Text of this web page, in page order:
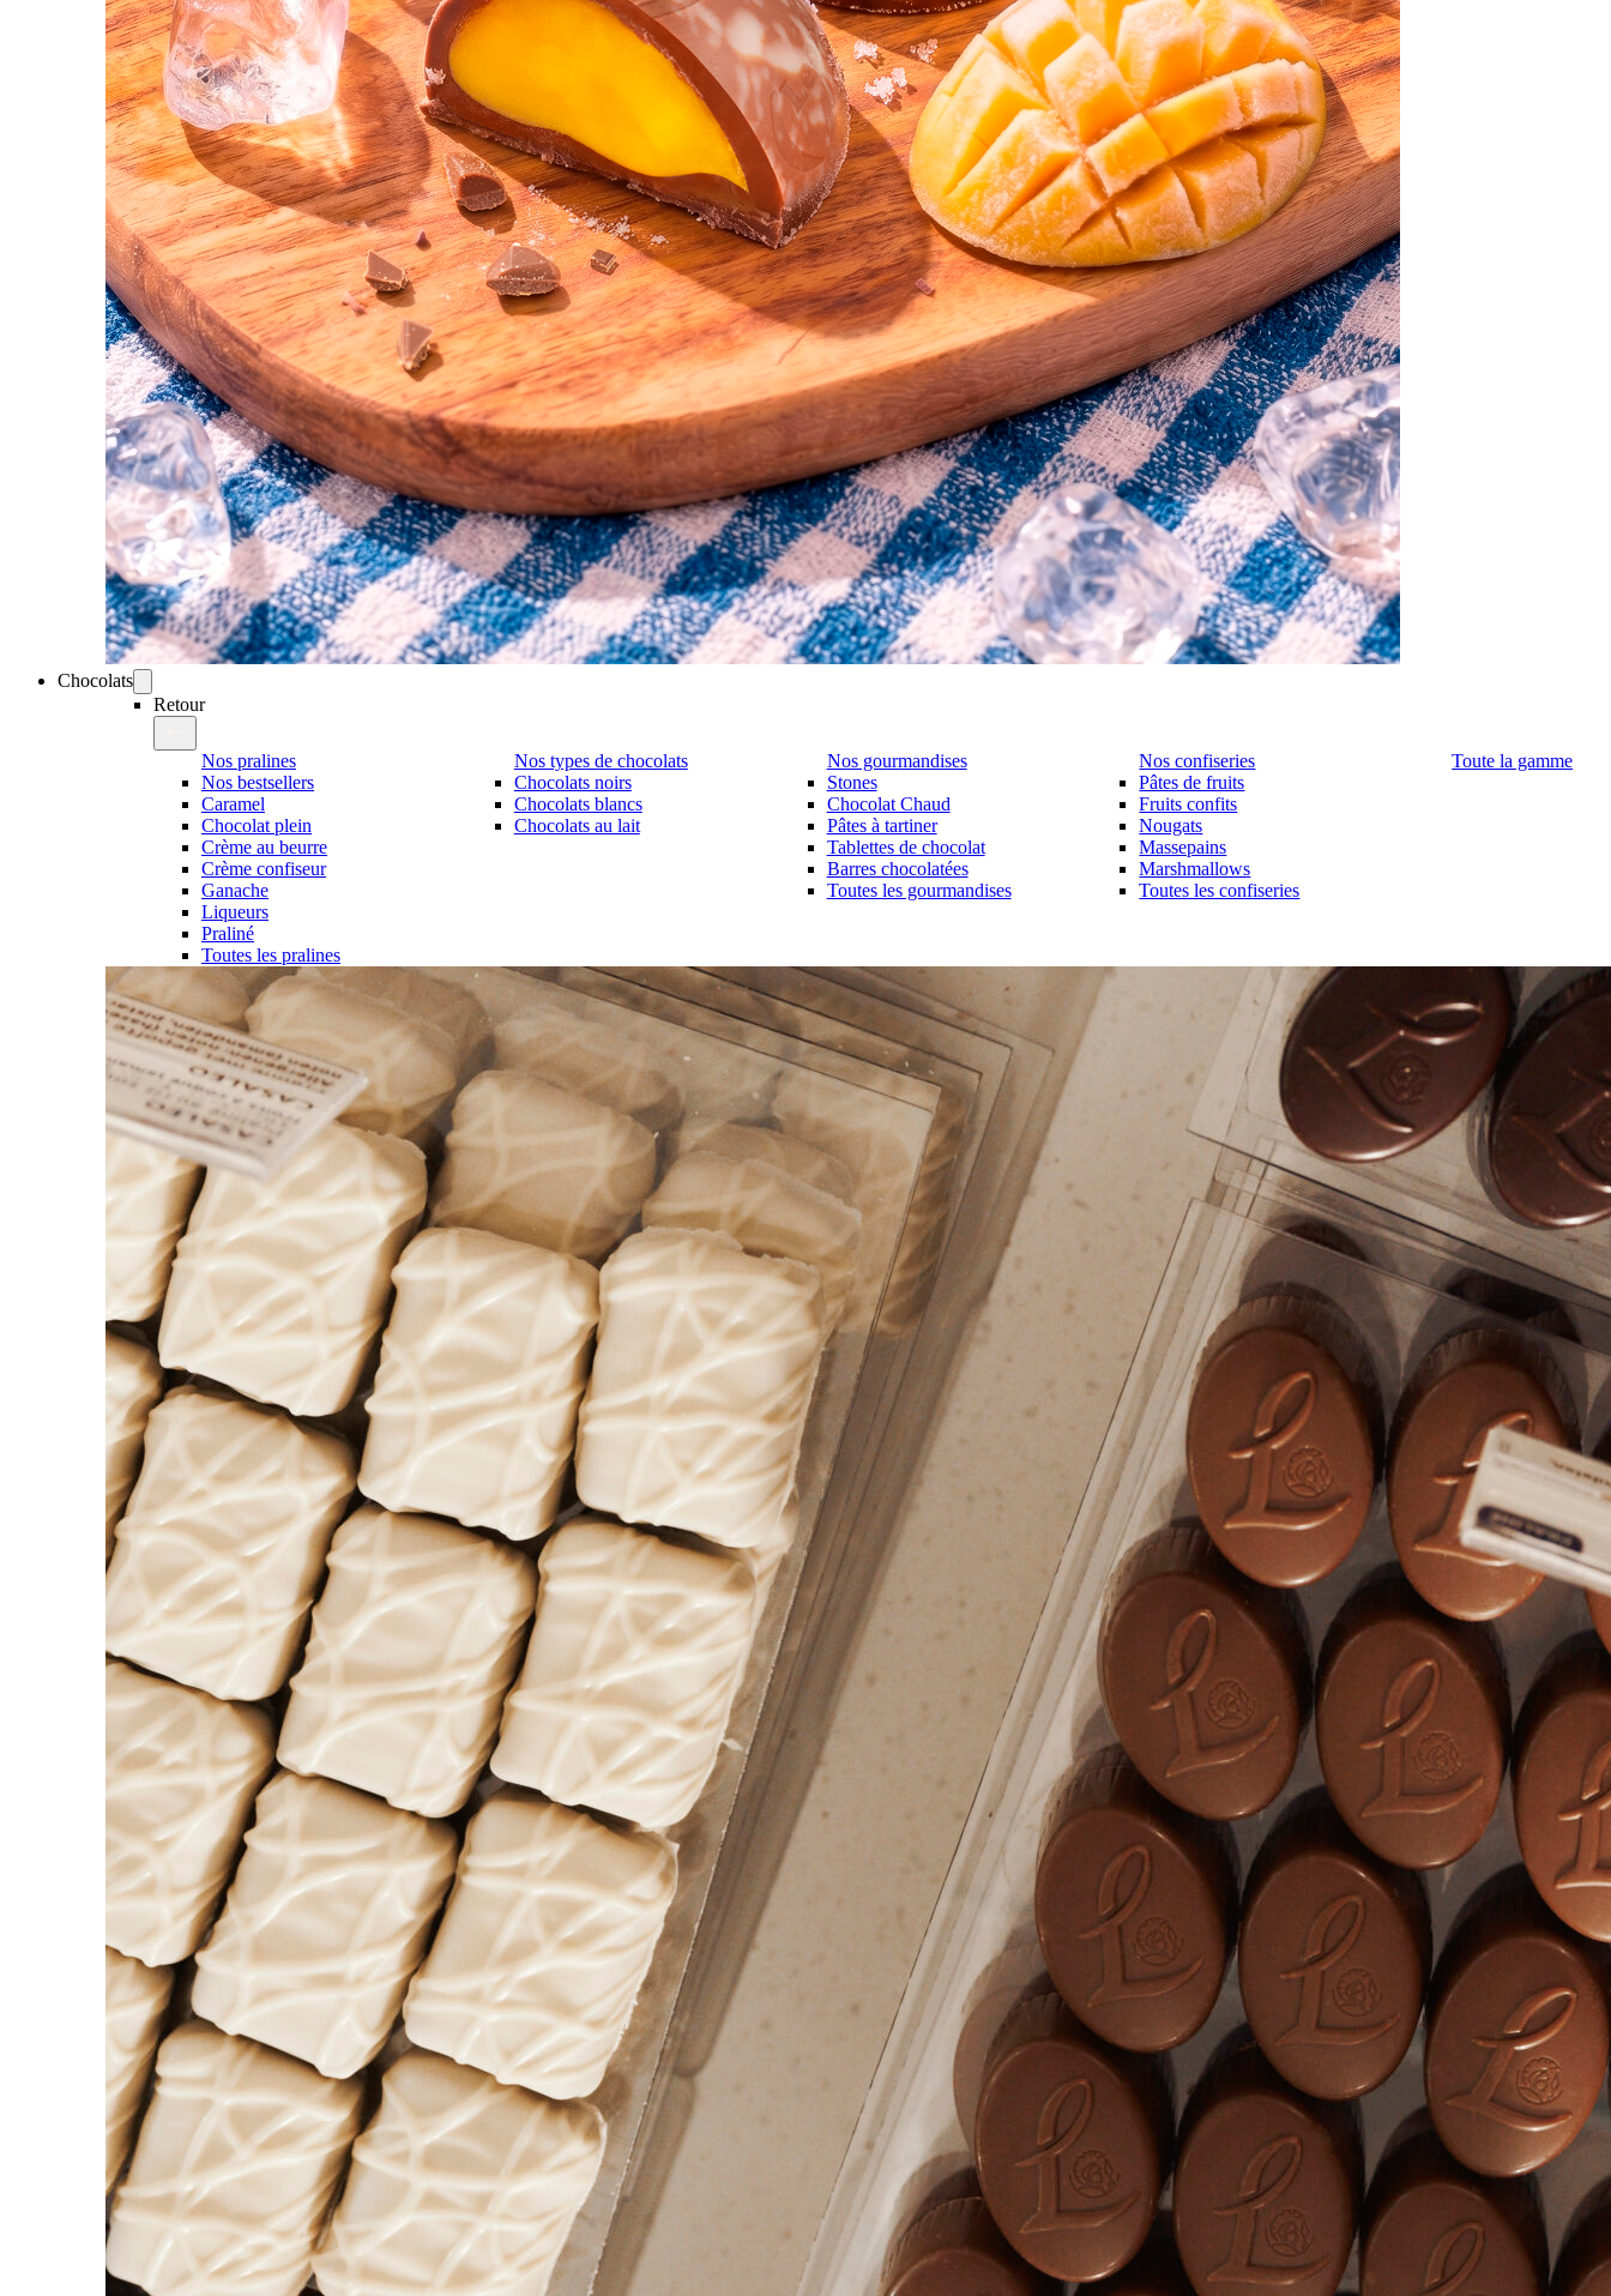
Chocolats
Retour
Nos pralines
Nos bestsellers
Caramel
Chocolat plein
Crème au beurre
Crème confiseur
Ganache
Liqueurs
Praliné
Toutes les pralines
Nos types de chocolats
Chocolats noirs
Chocolats blancs
Chocolats au lait
Nos gourmandises
Stones
Chocolat Chaud
Pâtes à tartiner
Tablettes de chocolat
Barres chocolatées
Toutes les gourmandises
Nos confiseries
Pâtes de fruits
Fruits confits
Nougats
Massepains
Marshmallows
Toutes les confiseries
Toute la gamme